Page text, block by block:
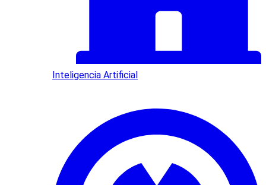
Inteligencia Artificial